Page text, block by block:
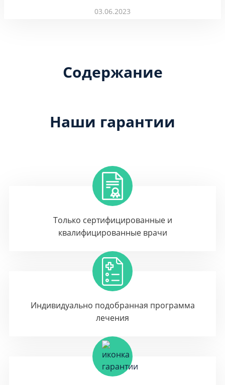
03.06.2023
Содержание
Наши гарантии
Только сертифицированные и
квалифицированные врачи
Индивидуально подобранная программа
лечения